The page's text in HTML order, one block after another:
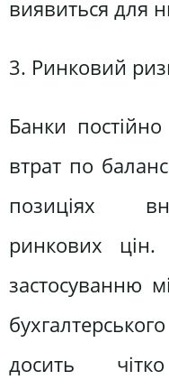
виявиться для
3. Ринковий
Банки
втрат по
позиціях
ринкових
застосуванню
досить